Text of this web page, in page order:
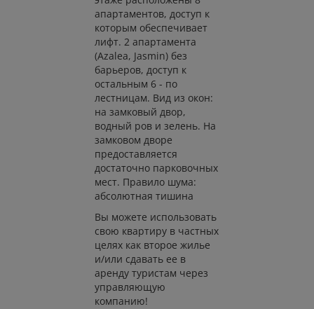
апартаментов, доступ к
которым обеспечивает
лифт. 2 апартамента
(Azalea, Jasmin) без
барьеров, доступ к
остальным 6 - по
лестницам. Вид из окон:
на замковый двор,
водный ров и зелень. На
замковом дворе
предоставляется
достаточно парковочных
мест. Правило шума:
абсолютная тишина
Вы можете использовать
свою квартиру в частных
целях как второе жилье
и/или сдавать ее в
аренду туристам через
управляющую
компанию!